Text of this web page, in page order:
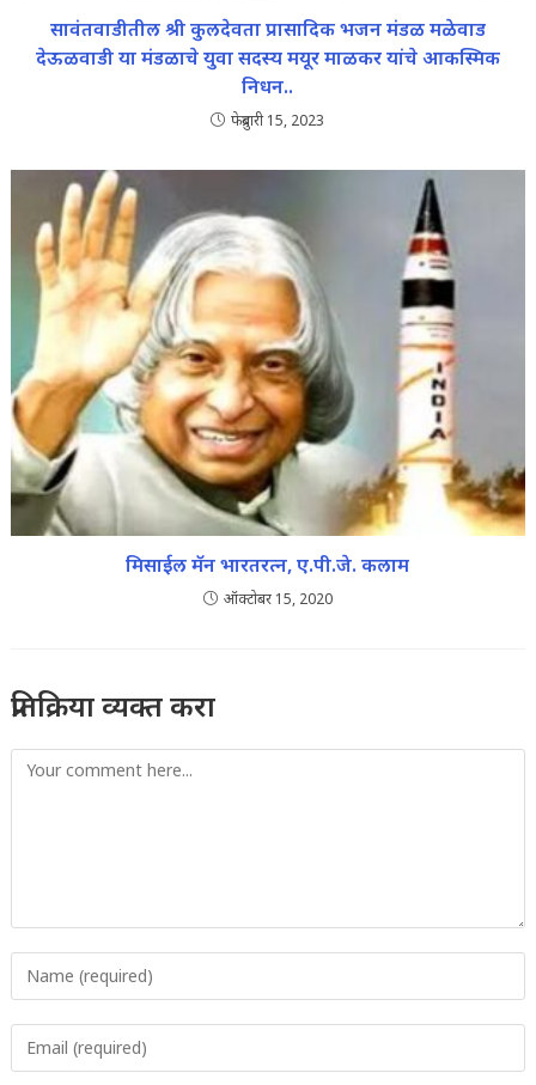
सावंतवाडीतील श्री कुलदेवता प्रासादिक भजन मंडळ मळेवाड
देऊळवाडी या मंडळाचे युवा सदस्य मयूर माळकर यांचे आकस्मिक
निधन..
फेब्रुवारी 15, 2023
मिसाईल मॅन भारतरत्न, ए.पी.जे. कलाम
ऑक्टोबर 15, 2020
प्रतिक्रिया व्यक्त करा
Comment
your
username
your